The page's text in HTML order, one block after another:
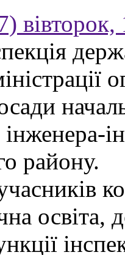
вівторок,
району.
освіта,